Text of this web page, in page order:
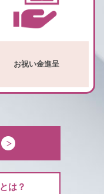
お祝い金進呈
とは？